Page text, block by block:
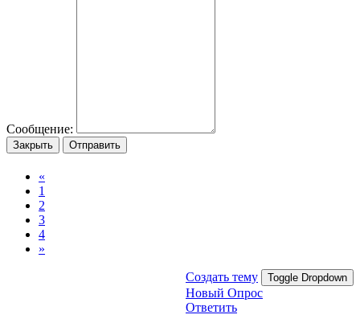
Сообщение:
Закрыть Отправить
«
1
2
3
4
»
Создать тему Toggle Dropdown
Новый Опрос
Ответить